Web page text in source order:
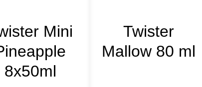
Mini
8x50ml
Twister
Mallow 80 ml